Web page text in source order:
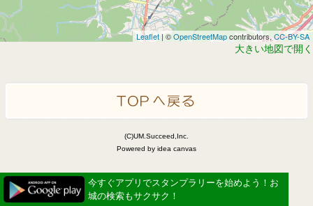
Leaflet | ©OpenStreetMapcontributors, CC-BY-SA
大きい地図で開く
(C)UM.Succeed,Inc.
Powered by idea canvas
今すぐアプリでスタンプラリーを始めよう！お
城の検索もサクサク！